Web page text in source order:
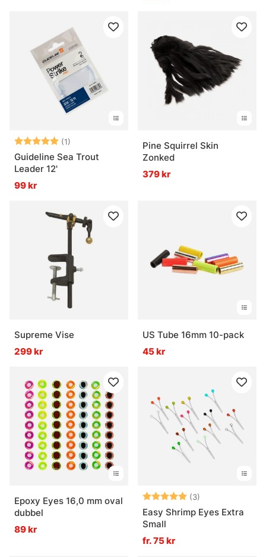
Betyg: (1)
5.0 utav 5 stjärnor
Guideline Sea Trout
Leader 12'
99 kr
Pine Squirrel Skin
Zonked
379 kr
Supreme Vise
299 kr
US Tube 16mm 10-pack
45 kr
Epoxy Eyes 16,0 mm oval
dubbel
89 kr
Betyg: (3)
Easy Shrimp Eyes Extra
Small
fr. 75 kr